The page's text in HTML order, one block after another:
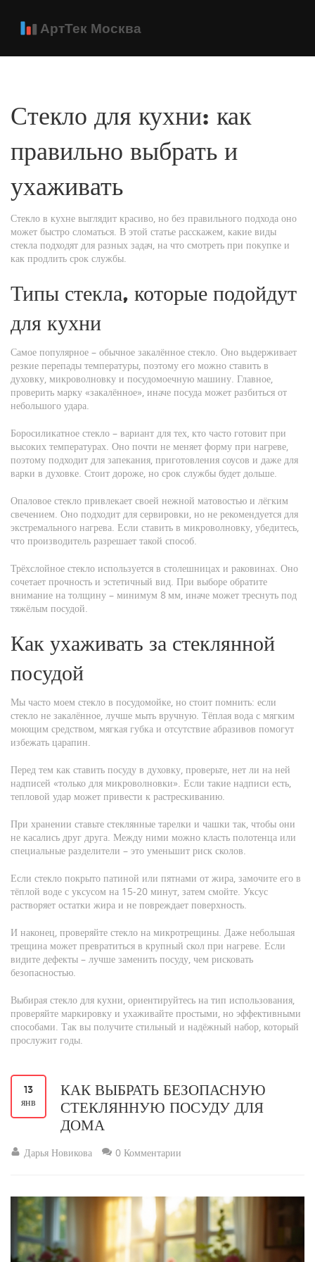
Стекло для кухни: как
правильно выбрать и
ухаживать
Стекло в кухне выглядит красиво, но без правильного подхода оно
может быстро сломаться. В этой статье расскажем, какие виды
стекла подходят для разных задач, на что смотреть при покупке и
как продлить срок службы.
Типы стекла, которые подойдут
для кухни
Самое популярное – обычное закалённое стекло. Оно выдерживает
резкие перепады температуры, поэтому его можно ставить в
духовку, микроволновку и посудомоечную машину. Главное,
проверить марку «закалённое», иначе посуда может разбиться от
небольшого удара.
Боросиликатное стекло – вариант для тех, кто часто готовит при
высоких температурах. Оно почти не меняет форму при нагреве,
поэтому подходит для запекания, приготовления соусов и даже для
варки в духовке. Стоит дороже, но срок службы будет дольше.
Опаловое стекло привлекает своей нежной матовостью и лёгким
свечением. Оно подходит для сервировки, но не рекомендуется для
экстремального нагрева. Если ставить в микроволновку, убедитесь,
что производитель разрешает такой способ.
Трёхслойное стекло используется в столешницах и раковинах. Оно
сочетает прочность и эстетичный вид. При выборе обратите
внимание на толщину – минимум 8 мм, иначе может треснуть под
тяжёлым посудой.
Как ухаживать за стеклянной
посудой
Мы часто моем стекло в посудомойке, но стоит помнить: если
стекло не закалённое, лучше мыть вручную. Тёплая вода с мягким
моющим средством, мягкая губка и отсутствие абразивов помогут
избежать царапин.
Перед тем как ставить посуду в духовку, проверьте, нет ли на ней
надписей «только для микроволновки». Если такие надписи есть,
тепловой удар может привести к растрескиванию.
При хранении ставьте стеклянные тарелки и чашки так, чтобы они
не касались друг друга. Между ними можно класть полотенца или
специальные разделители – это уменьшит риск сколов.
Если стекло покрыто патиной или пятнами от жира, замочите его в
тёплой воде с уксусом на 15‑20 минут, затем смойте. Уксус
растворяет остатки жира и не повреждает поверхность.
И наконец, проверяйте стекло на микротрещины. Даже небольшая
трещина может превратиться в крупный скол при нагреве. Если
видите дефекты – лучше заменить посуду, чем рисковать
безопасностью.
Выбирая стекло для кухни, ориентируйтесь на тип использования,
проверяйте маркировку и ухаживайте простыми, но эффективными
способами. Так вы получите стильный и надёжный набор, который
прослужит годы.
13
янв
КАК ВЫБРАТЬ БЕЗОПАСНУЮ
СТЕКЛЯННУЮ ПОСУДУ ДЛЯ
ДОМА
Дарья Новикова 0 Комментарии